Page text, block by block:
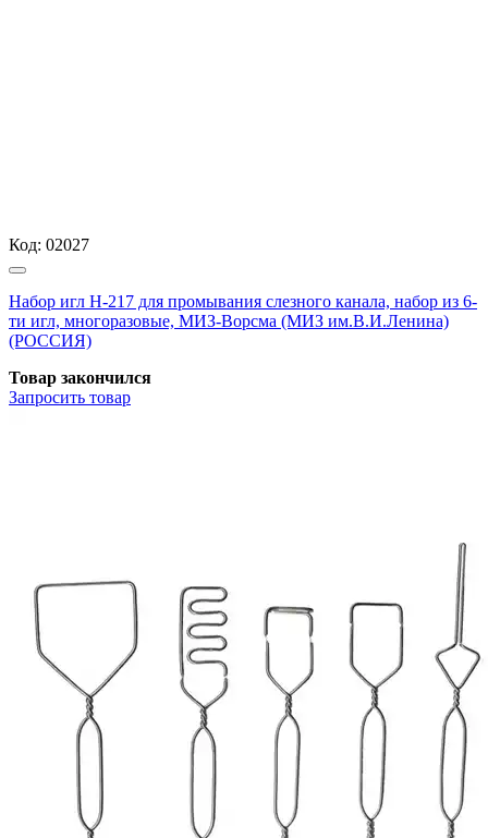
Код: 02027
Набор игл Н-217 для промывания слезного канала, набор из 6-
ти игл, многоразовые, МИЗ-Ворсма (МИЗ им.В.И.Ленина)
(РОССИЯ)
Товар закончился
Запросить товар